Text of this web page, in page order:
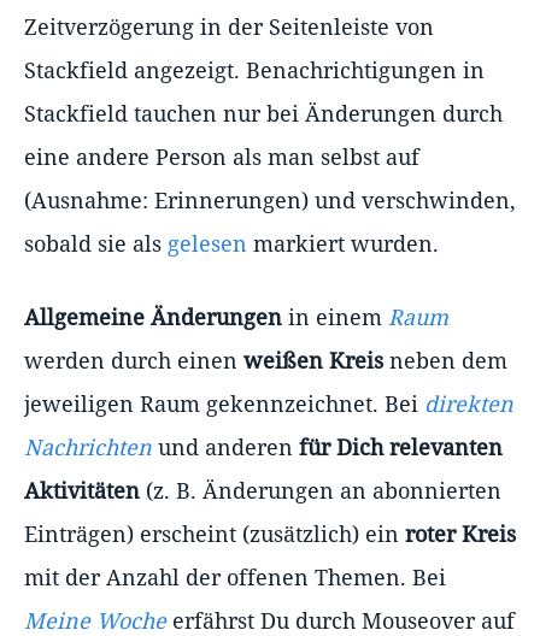
Zeitverzögerung in der Seitenleiste von
Stackfield angezeigt. Benachrichtigungen in
Stackfield tauchen nur bei Änderungen durch
eine andere Person als man selbst auf
(Ausnahme: Erinnerungen) und verschwinden,
sobald sie als gelesen markiert wurden.
Allgemeine Änderungen in einem Raum
werden durch einen weißen Kreis neben dem
jeweiligen Raum gekennzeichnet. Bei direkten
Nachrichten und anderen für Dich relevanten
Aktivitäten (z. B. Änderungen an abonnierten
Einträgen) erscheint (zusätzlich) ein roter Kreis
mit der Anzahl der offenen Themen. Bei
Meine Wocheerfährst Du durch Mouseover auf